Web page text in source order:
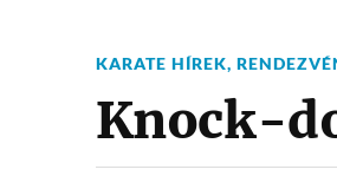
KARATE HÍREK,
Knock-